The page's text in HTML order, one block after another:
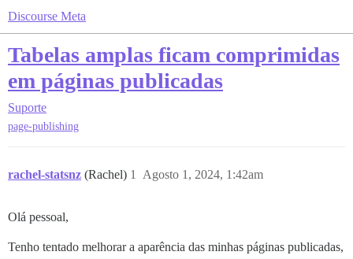
Discourse Meta
Tabelas amplas ficam comprimidas
em páginas publicadas
Suporte
page-publishing
rachel-statsnz (Rachel) Agosto 1, 2024, 1:42am
1
Olá pessoal,
Tenho tentado melhorar a aparência das minhas páginas publicadas,